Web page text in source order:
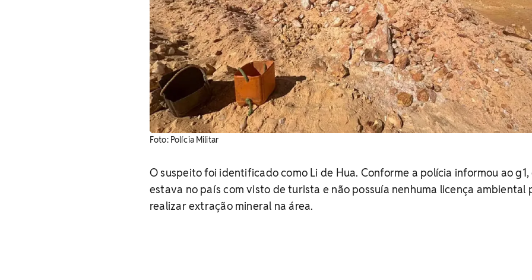
Foto: Polícia Militar
O suspeito foi identificado como Li de Hua. Conforme a polícia informou ao g1,
estava no país com visto de turista e não possuía nenhuma licença ambiental
realizar extração mineral na área.